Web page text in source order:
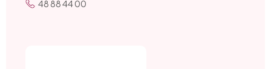
48 88 44 00